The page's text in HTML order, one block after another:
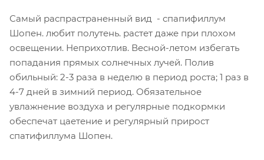
Самый распрастраненный вид - спапифиллум
Шопен. любит полутень. растет даже при плохом
освещении. Неприхотлив. Весной-летом избегать
попадания прямых солнечных лучей. Полив
обильный: 2-3 раза в неделю в период роста; 1 раз в
4-7 дней в зимний период. Обязательное
увлажнение воздуха и регулярные подкормки
обеспечат цаетение и регулярный прирост
спатифиллума Шопен.